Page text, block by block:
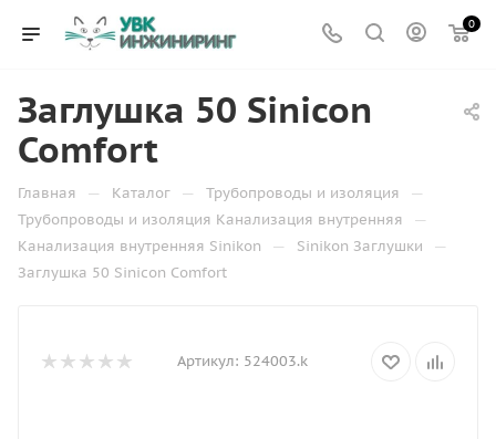
0
Заглушка 50 Sinicon
Comfort
Главная — Каталог — Трубопроводы и изоляция —
Трубопроводы и изоляция Канализация внутренняя —
Канализация внутренняя Sinikon — Sinikon Заглушки —
Заглушка 50 Sinicon Comfort
Артикул: 524003.k